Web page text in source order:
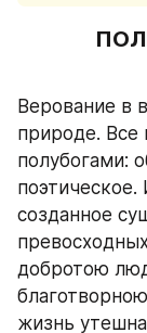
Верование в
природе. Все
полубогами:
поэтическое.
созданное
добротою
жизнь